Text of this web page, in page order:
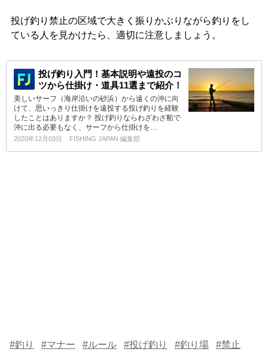
投げ釣り禁止の区域で大きく振りかぶりながら釣りをし
ている人を見かけたら、適切に注意しましょう。
投げ釣り入門！基本説明や遠投のコ
ツから仕掛け・道具11選まで紹介！
美しいサーフ（海岸沿いの砂浜）から遠くの沖に向
けて、思いっきり仕掛けを遠投する投げ釣りを経験
したことはありますか？ 投げ釣りならわざわざ船で
沖に出る必要もなく、サーフから仕掛けを…
2020年12月03日 FISHING JAPAN 編集部
#釣り #マナー #ルール #投げ釣り #釣り場 #禁止